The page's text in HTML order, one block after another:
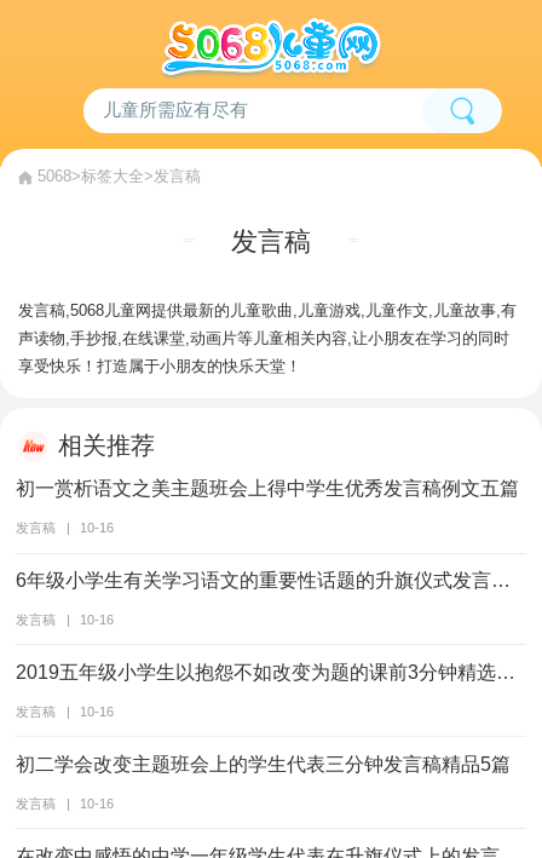
5068>标签大全>发言稿
发言稿
发言稿,5068儿童网提供最新的儿童歌曲,儿童游戏,儿童作文,儿童故事,有
声读物,手抄报,在线课堂,动画片等儿童相关内容,让小朋友在学习的同时
享受快乐！打造属于小朋友的快乐天堂！
相关推荐
初一赏析语文之美主题班会上得中学生优秀发言稿例文五篇
发言稿 | 10-16
6年级小学生有关学习语文的重要性话题的升旗仪式发言稿5篇
发言稿 | 10-16
2019五年级小学生以抱怨不如改变为题的课前3分钟精选发言例文五篇
发言稿 | 10-16
初二学会改变主题班会上的学生代表三分钟发言稿精品5篇
发言稿 | 10-16